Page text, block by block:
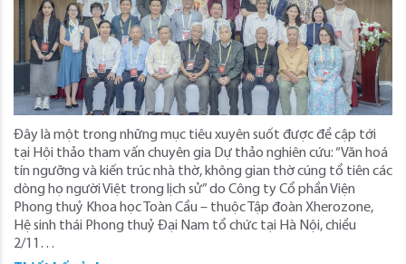
Đây là một trong những mục tiêu xuyên suốt được đề cập tới
tại Hội thảo tham vấn chuyên gia Dự thảo nghiên cứu: “Văn hoá
tín ngưỡng và kiến trúc nhà thờ, không gian thờ cúng tổ tiên các
dòng họ người Việt trong lịch sử” do Công ty Cổ phần Viện
Phong thuỷ Khoa học Toàn Cầu – thuộc Tập đoàn Xherozone,
Hệ sinh thái Phong thuỷ Đại Nam tổ chức tại Hà Nội, chiều
2/11…